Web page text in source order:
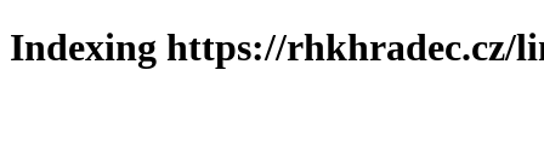
Indexing https://rhkhradec.cz/